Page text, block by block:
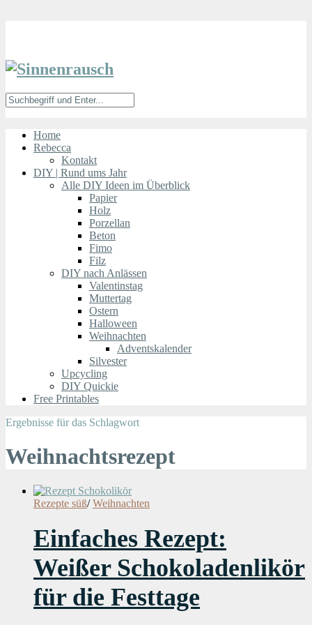
Home
Rebecca
Kontakt
DIY | Rund ums Jahr
Alle DIY Ideen im Überblick
Papier
Holz
Porzellan
Beton
Fimo
Filz
DIY nach Anlässen
Valentinstag
Muttertag
Ostern
Halloween
Weihnachten
Adventskalender
Silvester
Upcycling
DIY Quickie
Free Printables
Ergebnisse für das Schlagwort
Weihnachtsrezept
Rezepte süß/ Weihnachten
Einfaches Rezept:
Weißer Schokoladenlikör
für die Festtage